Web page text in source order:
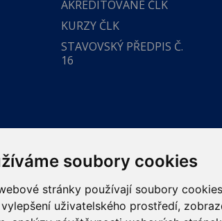
soubory cookies
stránky používají soubory
uživatelského prostředí,
AKREDITOVANÉ ČLK
KURZY ČLK
STAVOVSKÝ PŘEDPIS Č.
16